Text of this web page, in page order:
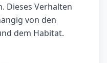
Dieses Verhalten
von den
dem Habitat.